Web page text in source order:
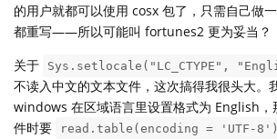
的用户就都可以使用 cosx 包了，只需自己做
都重写——所以可能叫 fortunes2 更为妥当？
关于
Sys.setlocale("LC_CTYPE",
不读入中文的文本文件，这次搞得我很头大。
windows 在区域语言里设置格式为 English，
件时要
read.table(encoding = 'UTF-8')